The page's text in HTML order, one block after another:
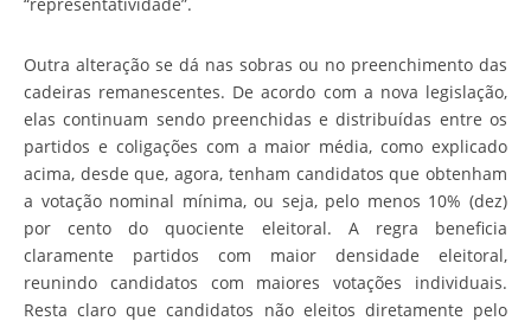
Outra alteração se dá nas sobras ou no preenchimento das
cadeiras remanescentes. De acordo com a nova legislação,
elas continuam sendo preenchidas e distribuídas entre os
partidos e coligações com a maior média, como explicado
acima, desde que, agora, tenham candidatos que obtenham
a votação nominal mínima, ou seja, pelo menos 10% (dez)
por cento do quociente eleitoral. A regra beneficia
claramente partidos com maior densidade eleitoral,
reunindo candidatos com maiores votações individuais.
Resta claro que candidatos não eleitos diretamente pelo